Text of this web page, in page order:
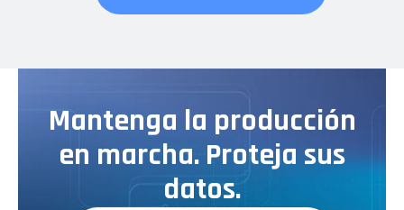
Mantenga la producción
en marcha. Proteja sus
datos.